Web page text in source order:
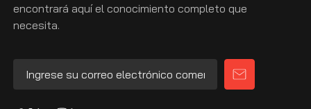
encontrará aquí el conocimiento completo que
necesita.